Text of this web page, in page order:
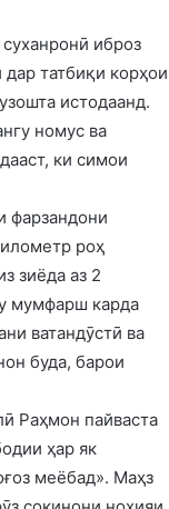
иброз
татбиқи корҳои
истодаанд.
номус ва
ки симои
фарзандони
роҳ
зиёда аз 2
мумфарш карда
ватандӯстӣ ва
буда, барои
Раҳмон пайваста
ҳар як
меёбад». Маҳз